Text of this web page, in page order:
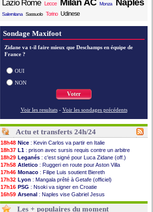
Lazio Rome Lecce Milan AC Monza Naples
Salernitana Sassuolo Torino Udinese
Sondage Maxifoot
Zidane va t-il faire mieux que Deschamps en équipe de
France ?
OUI
NON
Voter
Voir les resultats - Voir les sondages précédents
Actu et transferts 24h/24
18h48 Nice : Kevin Carlos va partir en Italie
18h37 L1 : prison avec sursis requis contre un arbitre
18h29 Leganés : c'est signé pour Luca Zidane (off.)
17h58 Atletico : Ruggeri en route pour Aston Villa
17h46 Monaco : Filipe Luis soutient Biereth
17h32 Lyon : Mangala prêté à Getafe (officiel)
17h16 PSG : Nsoki va signer en Croatie
16h59 Arsenal : Naples vise Gabriel Jesus
16h37 Real: Mastantuono prêté à la Fiorentina (off.)
16h33
Man City: accord avec le Barça pour Rodri ?
Les + populaires du moment